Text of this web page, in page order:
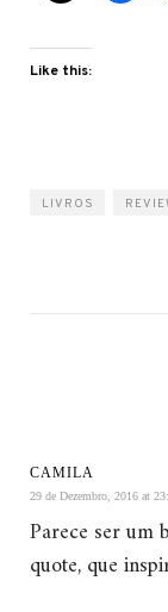
Like this:
LIVROS
CAMILA
29 de Dezembro, 2016 at
Parece ser um
quote, que